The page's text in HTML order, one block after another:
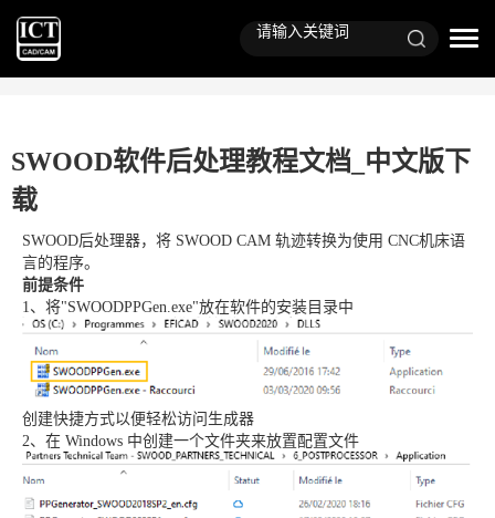
SWOOD软件后处理教程文档_中文版下
载
SWOOD后处理器，将 SWOOD CAM 轨迹转换为使用 CNC机床语
言的程序。
前提条件
1、将"SWOODPPGen.exe"放在软件的安装目录中
创建快捷方式以便轻松访问生成器
2、在 Windows 中创建一个文件夹来放置配置文件